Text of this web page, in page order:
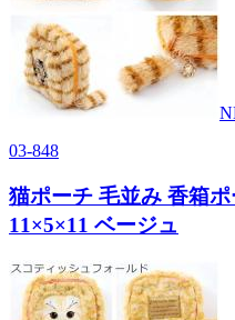
03-848
猫ポーチ 毛並み 香箱
11×5×11 ベージュ